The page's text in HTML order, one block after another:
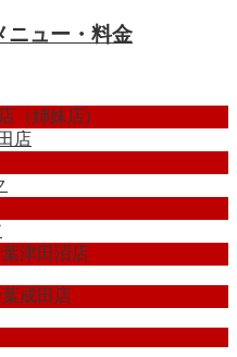
ニュー・料金
（姉妹店)
津田沼店
成田店